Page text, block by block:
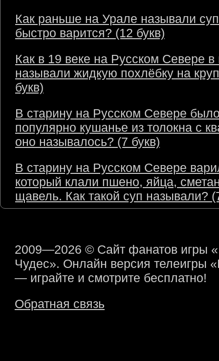
Как раньше на Урале называли
быстро варится? (12 букв)
Как в 19 веке на Русском Севере в
называли жидкую похлёбку на
букв)
В старину на Русском Севере
популярно кушанье из толокна с
оно называлось? (7 букв)
В старину на Русском Севере
который клали пшено, яйца,
щавель. Как такой суп называли?
2009—2026 © Сайт фанатов игры
Чудес». Онлайн версия телеигры
— играйте и смотрите бесплатно!
Обратная связь